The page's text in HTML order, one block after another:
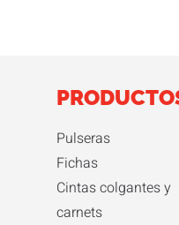
Pulseras
Fichas
Cintas colgantes y
carnets